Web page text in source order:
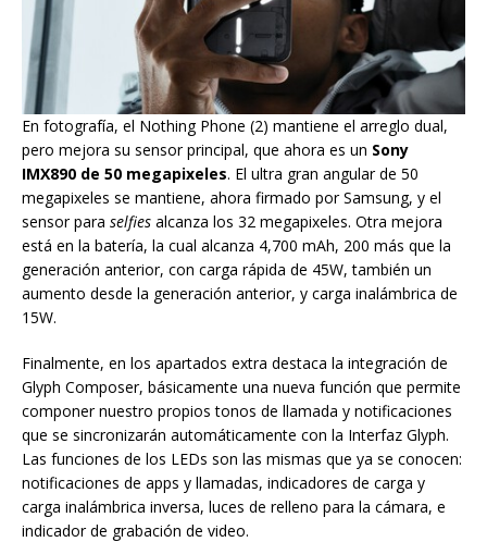
En fotografía, el Nothing Phone (2) mantiene el arreglo dual,
pero mejora su sensor principal, que ahora es un Sony
IMX890 de 50 megapixeles. El ultra gran angular de 50
megapixeles se mantiene, ahora firmado por Samsung, y el
sensor para selfies alcanza los 32 megapixeles. Otra mejora
está en la batería, la cual alcanza 4,700 mAh, 200 más que la
generación anterior, con carga rápida de 45W, también un
aumento desde la generación anterior, y carga inalámbrica de
15W.
Finalmente, en los apartados extra destaca la integración de
Glyph Composer, básicamente una nueva función que permite
componer nuestro propios tonos de llamada y notificaciones
que se sincronizarán automáticamente con la Interfaz Glyph.
Las funciones de los LEDs son las mismas que ya se conocen:
notificaciones de apps y llamadas, indicadores de carga y
carga inalámbrica inversa, luces de relleno para la cámara, e
indicador de grabación de video.